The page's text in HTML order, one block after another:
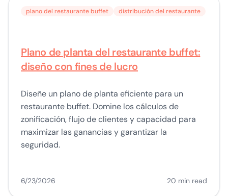
plano del restaurante buffet distribución del restaurante
Plano de planta del restaurante buffet:
diseño con fines de lucro
Diseñe un plano de planta eficiente para un
restaurante buffet. Domine los cálculos de
zonificación, flujo de clientes y capacidad para
maximizar las ganancias y garantizar la
seguridad.
6/23/2026 20 min read